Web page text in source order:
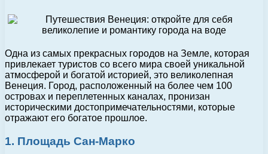
Одна из самых прекрасных городов на Земле, которая
привлекает туристов со всего мира своей уникальной
атмосферой и богатой историей, это великолепная
Венеция. Город, расположенный на более чем 100
островах и переплетенных каналах, пронизан
историческими достопримечательностями, которые
отражают его богатое прошлое.
1. Площадь Сан-Марко